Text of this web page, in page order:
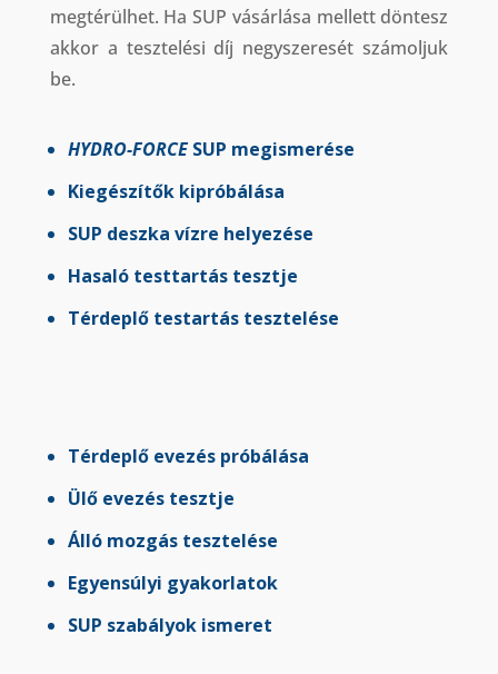
megtérülhet. Ha SUP vásárlása mellett döntesz
akkor a tesztelési díj negyszeresét számoljuk
be.
HYDRO-FORCE SUP megismerése
Kiegészítők kipróbálása
SUP deszka vízre helyezése
Hasaló testtartás tesztje
Térdeplő testartás tesztelése
Térdeplő evezés próbálása
Ülő evezés tesztje
Álló mozgás tesztelése
Egyensúlyi gyakorlatok
SUP szabályok ismeret